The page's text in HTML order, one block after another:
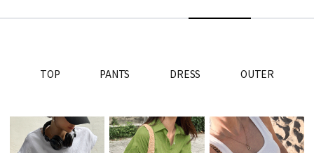
TOP PANTS DRESS OUTER